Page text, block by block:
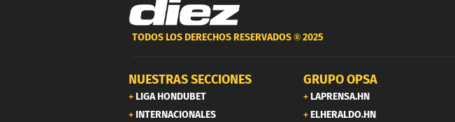
TODOS LOS DERECHOS RESERVADOS ®2025
NUESTRAS SECCIONES
LIGA HONDUBET
INTERNACIONALES
GRUPO OPSA
LAPRENSA.HN
ELHERALDO.HN